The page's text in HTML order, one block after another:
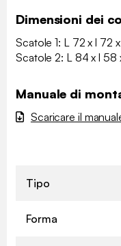
Dimensioni dei
Scatole 1: L 72 x l 72
Scatole 2: L 84 x l 58
Manuale di
Scaricare il
Tipo
Forma